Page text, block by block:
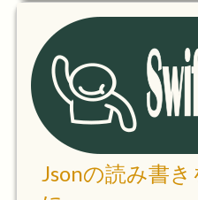
Jsonの読み書